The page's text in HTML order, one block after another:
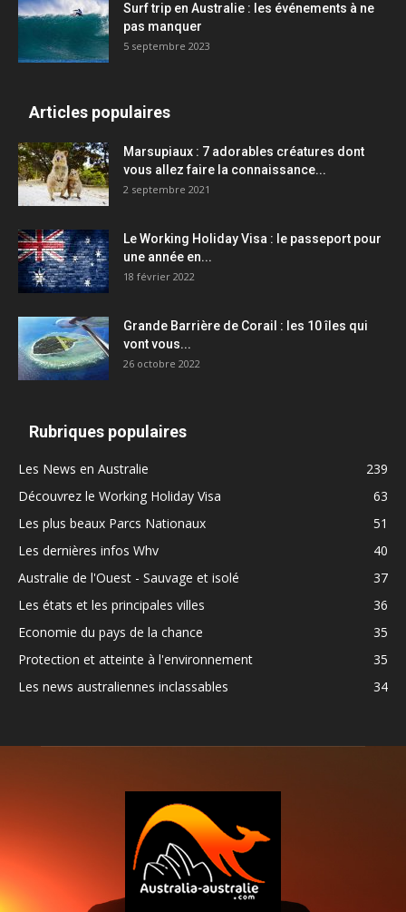
Surf trip en Australie : les événements à ne
pas manquer
5 septembre 2023
Articles populaires
Marsupiaux : 7 adorables créatures dont
vous allez faire la connaissance...
2 septembre 2021
Le Working Holiday Visa : le passeport pour
une année en...
18 février 2022
Grande Barrière de Corail : les 10 îles qui
vont vous...
26 octobre 2022
Rubriques populaires
Les News en Australie
239
Découvrez le Working Holiday Visa
63
Les plus beaux Parcs Nationaux
51
Les dernières infos Whv
40
Australie de l'Ouest - Sauvage et isolé
37
Les états et les principales villes
36
Economie du pays de la chance
35
Protection et atteinte à l'environnement
35
Les news australiennes inclassables
34